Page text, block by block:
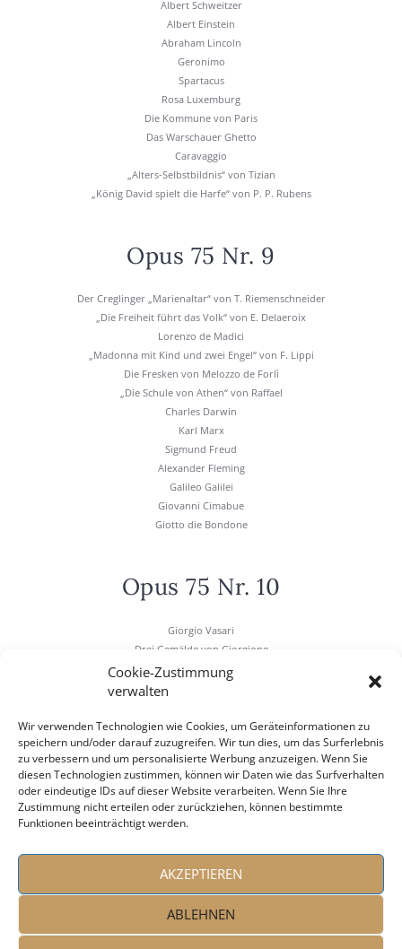
Cookie-Zustimmung
verwalten
Wir verwenden Technologien wie Cookies, um Geräteinformationen zu
speichern und/oder darauf zuzugreifen. Wir tun dies, um das Surferlebnis
zu verbessern und um personalisierte Werbung anzuzeigen. Wenn Sie
diesen Technologien zustimmen, können wir Daten wie das Surfverhalten
oder eindeutige IDs auf dieser Website verarbeiten. Wenn Sie Ihre
Zustimmung nicht erteilen oder zurückziehen, können bestimmte
Funktionen beeinträchtigt werden.
AKZEPTIEREN
ABLEHNEN
Albert Schweit­zer
Albert Ein­stein
Abra­ham Lin­coln
Gero­ni­mo
Spar­ta­cus
Rosa Luxem­burg
Die Kom­mu­ne von Paris
Das War­schau­er Ghet­to
Cara­vag­gio
„Alters-Selbst­bild­nis“ von Tizi­an
„König David spielt die Har­fe“ von P. P. Rubens
Opus 75 Nr. 9
Der Creg­lin­ger „Mari­en­al­tar“ von T. Rie­men­schnei­der
„Die Frei­heit führt das Volk“ von E. Delae­roix
Loren­zo de Madi­ci
„Madon­na mit Kind und zwei Engel“ von F. Lip­pi
Die Fres­ken von Meloz­zo de For­lì
„Die Schu­le von Athen“ von Raf­fa­el
Charles Dar­win
Karl Marx
Sig­mund Freud
Alex­an­der Fle­ming
Gali­leo Gali­lei
Gio­van­ni Cima­bue
Giot­to die Bon­do­ne
Opus 75 Nr. 10
Gior­gio Vasa­ri
Drei Gemäl­de von Gior­gio­ne
Albrecht Dürer
„Das Floß der Medu­sa“ von Th. Géri­cault
Carl Spitz­weg
Hein­rich Schli­e­mann
Jan Hus